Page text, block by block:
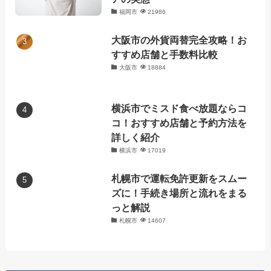
福岡市 21986
大阪市の外貨両替完全攻略！お
すすめ店舗と手数料比較
大阪市 18884
横浜市でミスド食べ放題ならコ
コ！おすすめ店舗と予約方法を
詳しく紹介
横浜市 17019
札幌市で運転免許更新をスムー
ズに！手続き場所と流れをまる
っと解説
札幌市 14607